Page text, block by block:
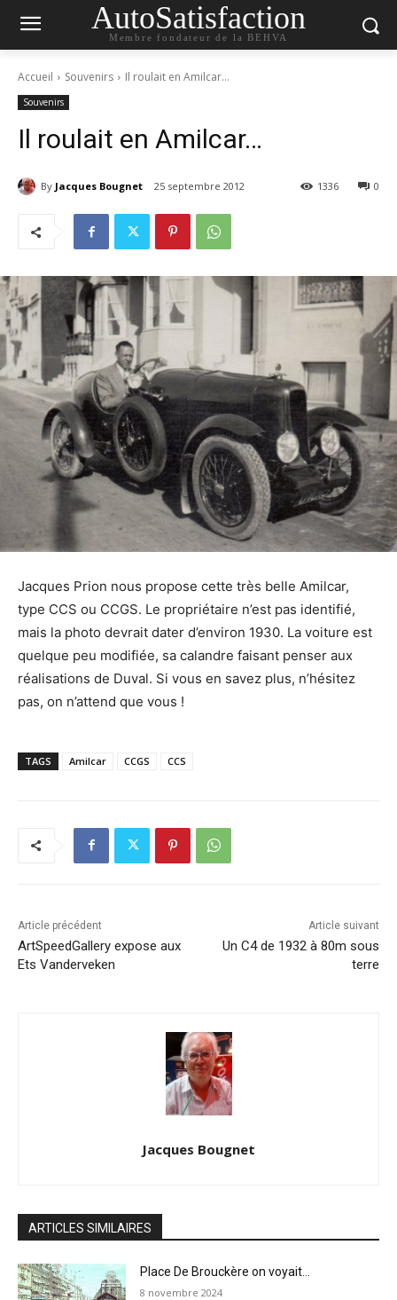
AutoSatisfaction
Membre fondateur de la BEHVA
Accueil Souvenirs Il roulait en Amilcar…
Souvenirs
Il roulait en Amilcar…
By Jacques Bougnet 25 septembre 2012 0
1336
Jacques Prion nous propose cette très belle Amilcar,
type CCS ou CCGS. Le propriétaire n’est pas identifié,
mais la photo devrait dater d’environ 1930. La voiture est
quelque peu modifiée, sa calandre faisant penser aux
réalisations de Duval. Si vous en savez plus, n’hésitez
pas, on n’attend que vous !
TAGS Amilcar CCGS CCS
Article précédent
ArtSpeedGallery expose aux
Ets Vanderveken
Article suivant
Un C4 de 1932 à 80m sous
terre
Jacques Bougnet
ARTICLES SIMILAIRES
Place De Brouckère on voyait…
8 novembre 2024